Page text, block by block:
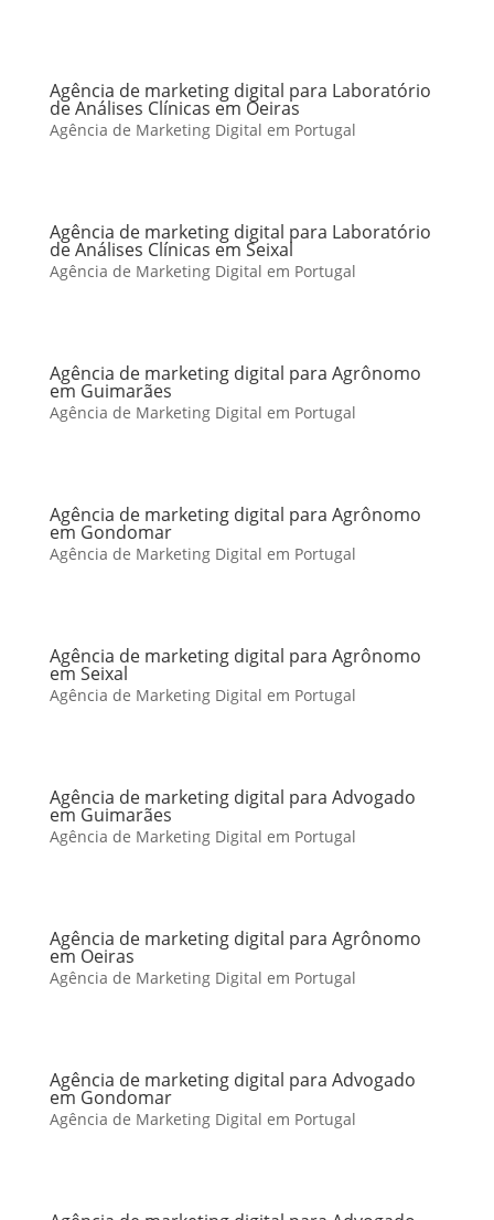
Agência de marketing digital para Laboratório
de Análises Clínicas em Oeiras
Agência de Marketing Digital em Portugal
Agência de marketing digital para Laboratório
de Análises Clínicas em Seixal
Agência de Marketing Digital em Portugal
Agência de marketing digital para Agrônomo
em Guimarães
Agência de Marketing Digital em Portugal
Agência de marketing digital para Agrônomo
em Gondomar
Agência de Marketing Digital em Portugal
Agência de marketing digital para Agrônomo
em Seixal
Agência de Marketing Digital em Portugal
Agência de marketing digital para Advogado
em Guimarães
Agência de Marketing Digital em Portugal
Agência de marketing digital para Agrônomo
em Oeiras
Agência de Marketing Digital em Portugal
Agência de marketing digital para Advogado
em Gondomar
Agência de Marketing Digital em Portugal